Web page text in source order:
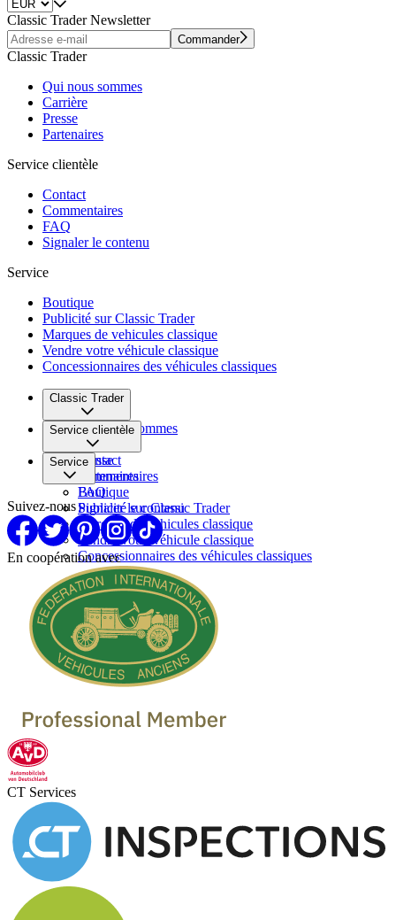
Classic Trader Newsletter
Commander
Classic Trader
Qui nous sommes
Carrière
Presse
Partenaires
Service clientèle
Contact
Commentaires
FAQ
Signaler le contenu
Service
Boutique
Publicité sur Classic Trader
Marques de vehicules classique
Vendre votre véhicule classique
Concessionnaires des véhicules classiques
Classic Trader
Qui nous sommes
Carrière
Presse
Partenaires
Service clientèle
Contact
Commentaires
FAQ
Signaler le contenu
Service
Boutique
Publicité sur Classic Trader
Marques de vehicules classique
Vendre votre véhicule classique
Concessionnaires des véhicules classiques
Suivez-nous
En coopération avec
CT Services